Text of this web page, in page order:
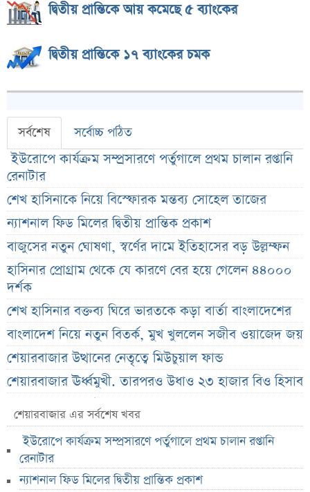
দ্বিতীয় প্রান্তিকে আয় কমেছে ৫ ব্যাংকের
দ্বিতীয় প্রান্তিকে ১৭ ব্যাংকের চমক
সর্বশেষ সর্বোচ্চ পঠিত
ইউরোপে কার্যক্রম সম্প্রসারণে পর্তুগালে প্রথম চালান রপ্তানি
রেনাটার
শেখ হাসিনাকে নিয়ে বিস্ফোরক মন্তব্য সোহেল তাজের
ন্যাশনাল ফিড মিলের দ্বিতীয় প্রান্তিক প্রকাশ
বাজুসের নতুন ঘোষণা, স্বর্ণের দামে ইতিহাসের বড় উল্লম্ফন
হাসিনার প্রোগ্রাম থেকে যে কারণে বের হয়ে গেলেন ৪৪০০০
দর্শক
শেখ হাসিনার বক্তব্য ঘিরে ভারতকে কড়া বার্তা বাংলাদেশের
বাংলাদেশ নিয়ে নতুন বিতর্ক, মুখ খুললেন সজীব ওয়াজেদ জয়
শেয়ারবাজার উত্থানের নেতৃত্বে মিউচুয়াল ফান্ড
শেয়ারবাজার ঊর্ধ্বমুখী. তারপরও উধাও ২৩ হাজার বিও হিসাব
তারেক রহমানকে উদ্দেশ করে ফেসবুকে রহস্যময় প্রশ্ন
এসএসসি ফল নিয়ে বড় সিদ্ধান্ত আসছে বৃহস্পতিবার
কীভাবে জন্ম নিল ‘৩৬ জুলাই’?
এক পোস্টেই চমকে দিলেন ময়ূখ রঞ্জন ঘোষ
শেয়ারবাজার এর সর্বশেষ খবর
ইউরোপে কার্যক্রম সম্প্রসারণে পর্তুগালে প্রথম চালান রপ্তানি
রেনাটার
ন্যাশনাল ফিড মিলের দ্বিতীয় প্রান্তিক প্রকাশ